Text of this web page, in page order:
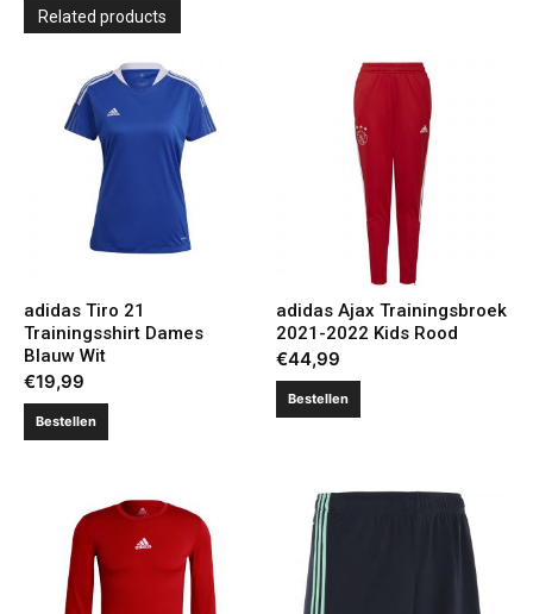
Related products
adidas Tiro 21
Trainingsshirt Dames
Blauw Wit
€19,99
Bestellen
adidas Ajax Trainingsbroek
2021-2022 Kids Rood
€44,99
Bestellen